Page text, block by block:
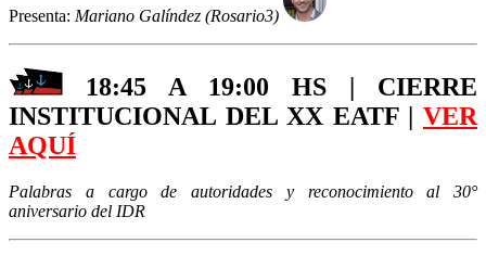
Presenta: Mariano Galíndez (Rosario3)
18:45 A 19:00 HS | CIERRE
INSTITUCIONAL DEL XX EATF | VER
AQUÍ
Palabras a cargo de autoridades y reconocimiento al 30°
aniversario del IDR